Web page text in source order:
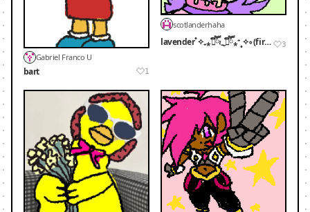
Gabriel Franco U
bart 1
scotlanderhaha
lavender˚✧₊⁎❝᷀ົཽ≀ˍ̮ ❝᷀ົཽ⁎⁺˳✧༚ (first oc when I was a kid) 3